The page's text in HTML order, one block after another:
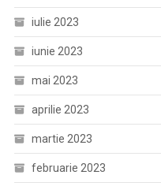
iulie 2023
iunie 2023
mai 2023
aprilie 2023
martie 2023
februarie 2023